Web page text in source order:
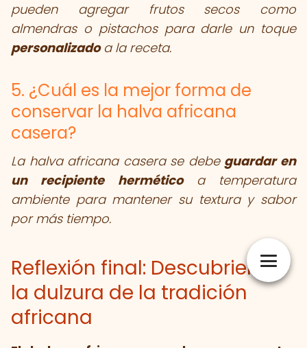
pueden agregar frutos secos como
almendras o pistachos para darle un toque
personalizadoa la receta.
5. ¿Cuál es la mejor forma de
conservar la halva africana
casera?
La halva africana casera se debe guardar en
un recipiente herméticoa temperatura
ambiente para mantener su textura y sabor
por más tiempo.
Reflexión final: Descubriendo
la dulzura de la tradición
africana